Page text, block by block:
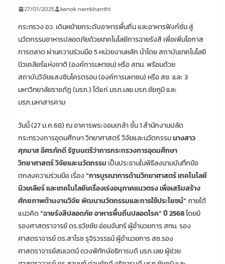
27/01/2025 kanok namkhanthi
กระทรวง อว. เดินหน้ายกระดับอาหารพื้นถิ่น และอาหารฟังก์ชั่น สู่
นวัตกรรมอาหารปลอดภัยด้วยเทคโนโลยีการฉายรังสี เพื่อเพิ่มโอกาส
การตลาด ผ่านความร่วมมือ 5 หน่วยงานหลัก นำโดย สถาบันเทคโนโลยี
นิวเคลียร์แห่งชาติ (องค์การมหาชน) หรือ สทน. พร้อมด้วย
สถาบันวิจัยแสงซินโครตรอน (องค์การมหาชน) หรือ สซ. และ 3
มหาวิทยาลัยราชภัฏ (มรภ.) ได้แก่ มรภ.เลย มรภ.ชัยภูมิ และ
มรภ.มหาสารคาม
วันนี้ (27 ม.ค.68) ณ อาคารพระจอมเกล้า ชั้น 1 สำนักงานปลัด
กระทรวงการอุดมศึกษา วิทยาศาสตร์ วิจัยและนวัตกรรมนางสาว
ศุภมาส อิศรภักดี รัฐมนตรีว่าการกระทรวงการอุดมศึกษา
วิทยาศาสตร์ วิจัยและนวัตกรรม เป็นประธานในพิธีลงนามบันทึกข้อ
ตกลงความร่วมมือ เรื่อง“การบูรณาการด้านวิทยาศาสตร์ เทคโนโลยี
นิวเคลียร์ และเทคโนโลยีเครื่องเร่งอนุภาคแนวตรง เพื่อเสริมสร้าง
ศักยภาพด้านงานวิจัย พัฒนานวัตกรรมและการใช้ประโยชน์”ภายใต้
แนวคิด“ฉายรังสีปลอดภัย อาหารพื้นถิ่นปลอดโรค” ปี 2568โดยมี
รองศาสตราจารย์ ดร.ธวัชชัย อ่อนจันทร์ ผู้อำนวยการ สทน. รอง
ศาสตราจารย์ ดร.สาโรช รุจิรวรรธน์ ผู้อำนวยการ สซ.รอง
ศาสตราจารย์สมเจตน์ ดวงพิทักษ์อธิการบดี มรภ.เลย ผู้ช่วย